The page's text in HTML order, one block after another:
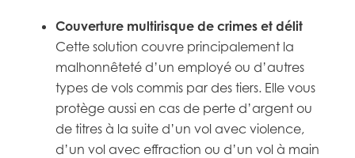
Couverture multirisque de crimes et délit
Cette solution couvre principalement la
malhonnêteté d’un employé ou d’autres
types de vols commis par des tiers. Elle vous
protège aussi en cas de perte d’argent ou
de titres à la suite d’un vol avec violence,
d’un vol avec effraction ou d’un vol à main